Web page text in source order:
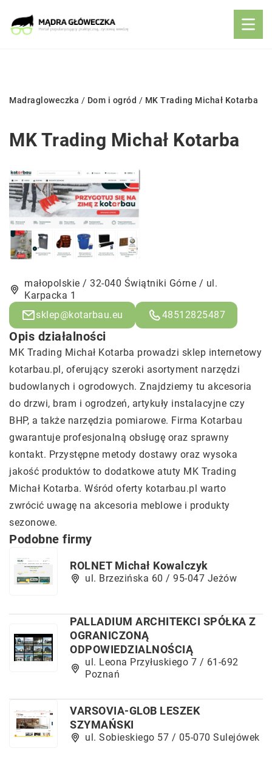
Madragloweczka / Dom i ogród / MK Trading Michał Kotarba
MK Trading Michał Kotarba
małopolskie / 32-040 Świątniki Górne / ul.
Karpacka 1
sklep@kotarbau.eu
48512825487
Opis działalności
MK Trading Michał Kotarba prowadzi sklep internetowy
kotarbau.pl, oferujący szeroki asortyment narzędzi
budowlanych i ogrodowych. Znajdziemy tu akcesoria
do drzwi, bram i ogrodzeń, artykuły instalacyjne czy
BHP, a także narzędzia pomiarowe. Firma Kotarbau
gwarantuje profesjonalną obsługę oraz sprawny
kontakt. Przystępne metody dostawy oraz wysoka
jakość produktów to dodatkowe atuty MK Trading
Michał Kotarba. Wśród oferty kotarbau.pl warto
zwrócić uwagę na akcesoria meblowe i produkty
sezonowe.
Podobne firmy
ROLNET Michał Kowalczyk
ul. Brzezińska 60 / 95-047 Jeżów
PALLADIUM ARCHITEKCI SPÓŁKA Z
OGRANICZONĄ
ODPOWIEDZIALNOŚCIĄ
ul. Leona Przyłuskiego 7 / 61-692
Poznań
VARSOVIA-GLOB LESZEK
SZYMAŃSKI
ul. Sobieskiego 57 / 05-070 Sulejówek